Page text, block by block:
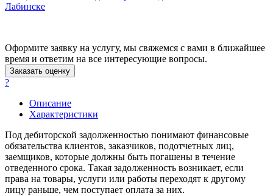
Оформите заявку на услугу, мы свяжемся с вами в ближайшее
время и ответим на все интересующие вопросы.
Заказать оценку
?
Описание
Характеристики
Под дебиторской задолженностью понимают финансовые
обязательства клиентов, заказчиков, подотчетных лиц,
заемщиков, которые должны быть погашены в течение
отведенного срока. Такая задолженность возникает, если
права на товары, услуги или работы переходят к другому
лицу раньше, чем поступает оплата за них.
Асбест
Ахтубинск
Ачинск
Аша
Балабаново
Балаково
Балашиха
Балашов
Барабинск
Барнаул
Батайск